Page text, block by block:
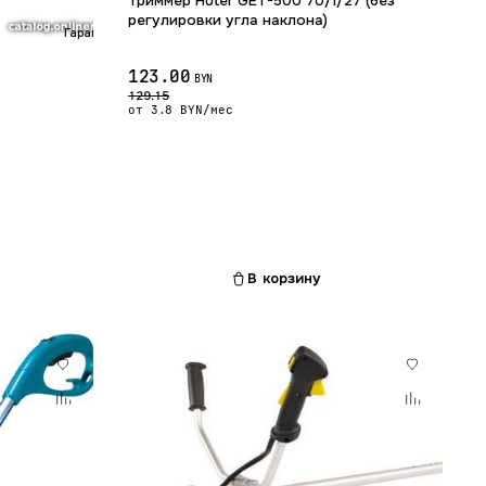
Гарантия 12 мес.
регулировки угла наклона)
123.00 BYN
129.15
от 3.8 BYN/мес
В корзину